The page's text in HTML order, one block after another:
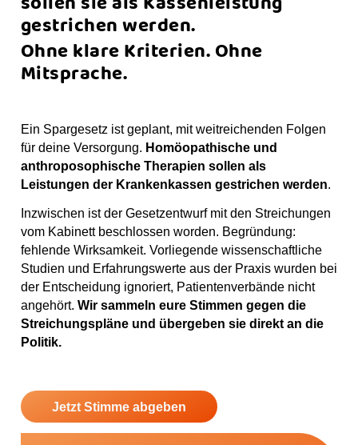
o
r
a
m
e
p
gestrichen werden.
Ohne klare Kriterien.Ohne
Mitsprache.
Ein Spargesetz ist geplant, mit weitreichenden Folgen
für deine Versorgung. Homöopathische und
anthroposophische Therapien sollen als
Leistungen der Krankenkassen gestrichen werden.
Inzwischen ist der Gesetzentwurf mit den Streichungen
vom Kabinett beschlossen worden. Begründung:
fehlende Wirksamkeit. Vorliegende wissenschaftliche
Studien und Erfahrungswerte aus der Praxis wurden bei
der Entscheidung ignoriert, Patientenverbände nicht
angehört. Wir sammeln eure Stimmen gegen die
Streichungspläne und übergeben sie direkt an die
Politik.
Jetzt Stimme abgeben